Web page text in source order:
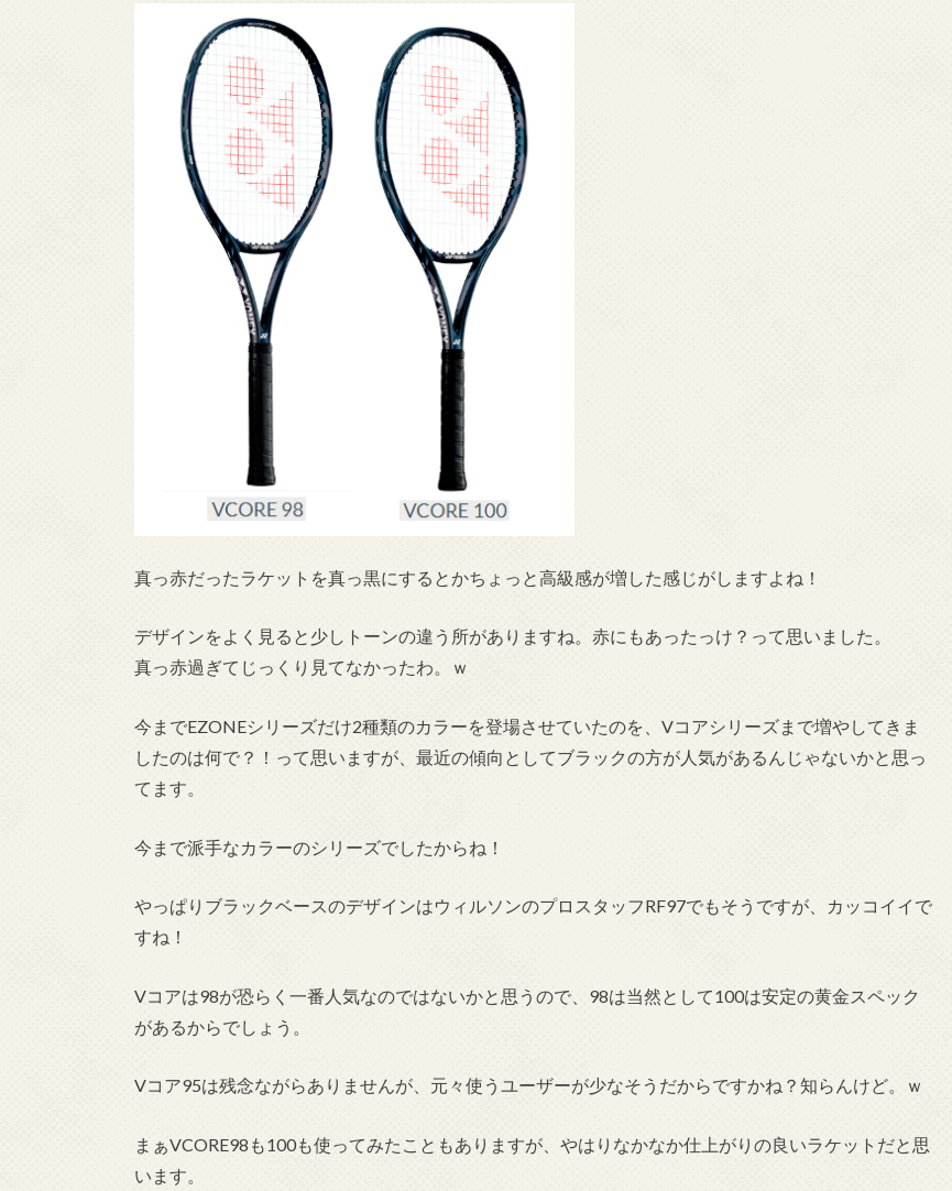
真っ赤だったラケットを真っ黒にするとかちょっと高級感が増した感じがしますよね！
デザインをよく見ると少しトーンの違う所がありますね。赤にもあったっけ？って思いました。
真っ赤過ぎてじっくり見てなかったわ。ｗ
今までEZONEシリーズだけ2種類のカラーを登場させていたのを、Vコアシリーズまで増やしてきま
したのは何で？！って思いますが、最近の傾向としてブラックの方が人気があるんじゃないかと思っ
てます。
今まで派手なカラーのシリーズでしたからね！
やっぱりブラックベースのデザインはウィルソンのプロスタッフRF97でもそうですが、カッコイイで
すね！
Vコアは98が恐らく一番人気なのではないかと思うので、98は当然として100は安定の黄金スペック
があるからでしょう。
Vコア95は残念ながらありませんが、元々使うユーザーが少なそうだからですかね？知らんけど。ｗ
まぁVCORE98も100も使ってみたこともありますが、やはりなかなか仕上がりの良いラケットだと思
います。